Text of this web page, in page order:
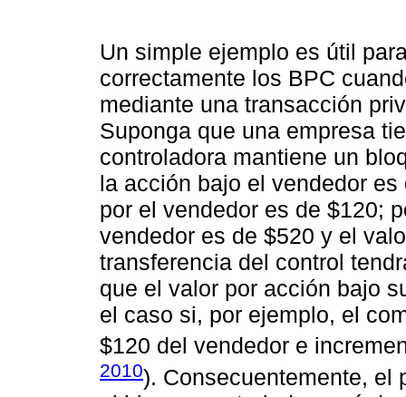
Un simple ejemplo es útil
correctamente los BPC
mediante una transacción
Suponga que una empresa
controladora mantiene un
la acción bajo el vendedor
por el vendedor es de $120;
vendedor es de $520 y el
transferencia del control
que el valor por acción bajo
el caso si, por ejemplo, el
$120 del vendedor e
2010). Consecuentemente, el